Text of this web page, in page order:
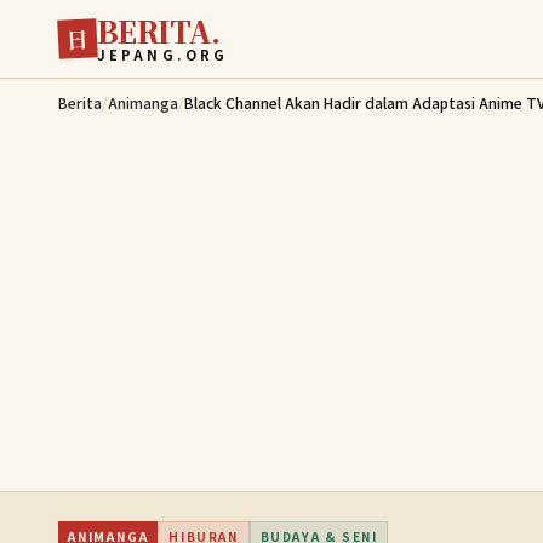
Lewati ke konten utama
日 BERITA.
JEPANG.ORG
Berita/Animanga/Black Channel Akan Hadir dalam Adaptasi Anime
ANIMANGA HIBURAN BUDAYA & SENI